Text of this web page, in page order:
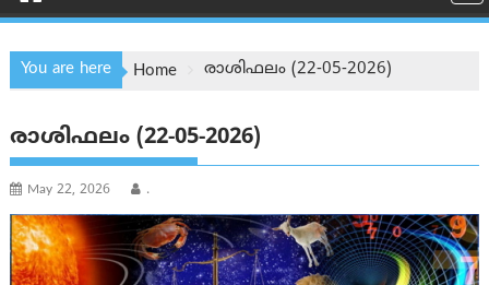
You are here Home രാശിഫലം (22-05-2026)
രാശിഫലം (22-05-2026)
May 22, 2026 .